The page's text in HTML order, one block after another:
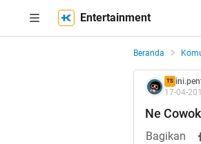
Entertainment
Beranda
TS
17-04-
Ne
Bagikan